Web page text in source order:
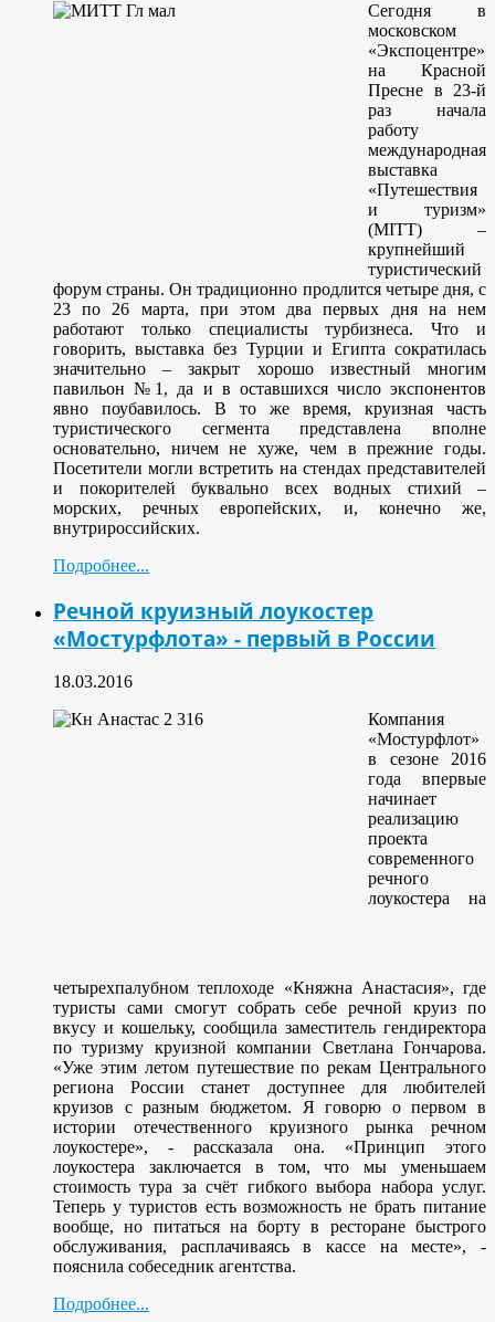
Сегодня в
московском
«Экспоцентре»
на Красной
Пресне в 23-й
раз начала
работу
международная
выставка
«Путешествия
и туризм»
(MITT) –
крупнейший
туристический
форум страны. Он традиционно продлится четыре дня, с
23 по 26 марта, при этом два первых дня на нем
работают только специалисты турбизнеса. Что и
говорить, выставка без Турции и Египта сократилась
значительно – закрыт хорошо известный многим
павильон №1, да и в оставшихся число экспонентов
явно поубавилось. В то же время, круизная часть
туристического сегмента представлена вполне
основательно, ничем не хуже, чем в прежние годы.
Посетители могли встретить на стендах представителей
и покорителей буквально всех водных стихий –
морских, речных европейских, и, конечно же,
внутрироссийских.
Подробнее...
Речной круизный лоукостер
«Мостурфлота» - первый в России
18.03.2016
Компания
«Мостурфлот»
в сезоне 2016
года впервые
начинает
реализацию
проекта
современного
речного
лоукостера на
четырехпалубном теплоходе «Княжна Анастасия», где
туристы сами смогут собрать себе речной круиз по
вкусу и кошельку, сообщила заместитель гендиректора
по туризму круизной компании Светлана Гончарова.
«Уже этим летом путешествие по рекам Центрального
региона России станет доступнее для любителей
круизов с разным бюджетом. Я говорю о первом в
истории отечественного круизного рынка речном
лоукостере», - рассказала она. «Принцип этого
лоукостера заключается в том, что мы уменьшаем
стоимость тура за счёт гибкого выбора набора услуг.
Теперь у туристов есть возможность не брать питание
вообще, но питаться на борту в ресторане быстрого
обслуживания, расплачиваясь в кассе на месте», -
пояснила собеседник агентства.
Подробнее...